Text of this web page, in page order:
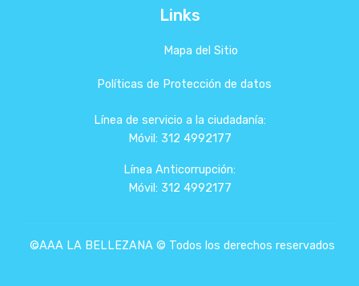
Links
Mapa del Sitio
Políticas de Protección de datos
Línea de servicio a la ciudadanía:
Móvil: 312 4992177
Línea Anticorrupción:
Móvil: 312 4992177
©AAA LA BELLEZANA © Todos los derechos reservados